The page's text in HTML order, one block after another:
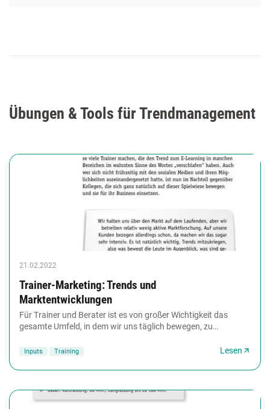
Übungen & Tools für Trendmanagement
21.02.2022
Trainer-Marketing: Trends und
Marktentwicklungen
Für Trainer und Berater ist es von großer Wichtigkeit das
gesamte Umfeld, in dem wir uns täglich bewegen, zu
Inputs Training Lesen